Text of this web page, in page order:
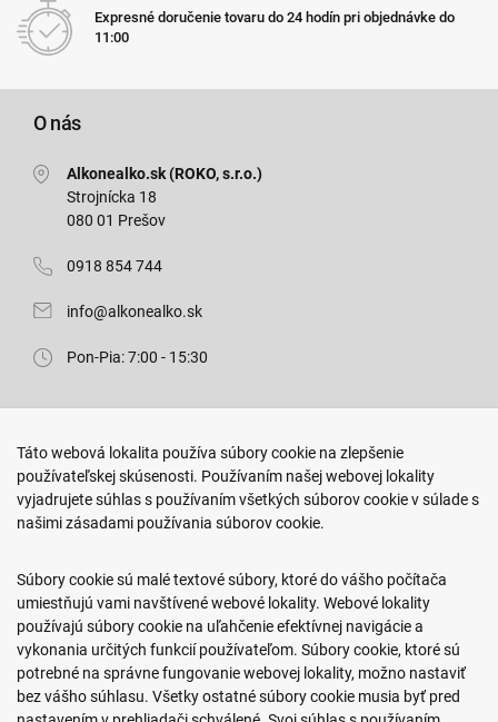
Expresné doručenie tovaru do 24 hodín pri objednávke do
11:00
O nás
Alkonealko.sk (ROKO, s.r.o.)
Strojnícka 18
080 01 Prešov
0918 854 744
info@alkonealko.sk
Pon-Pia: 7:00 - 15:30
Arm. gen. Svobodu 23/A
080 01 Prešov
0917 466 578
sekcovpredajna@doroka.sk
Pon-Ned: 9:00 - 20:00
Táto webová lokalita používa súbory cookie na zlepšenie
používateľskej skúsenosti. Používaním našej webovej lokality
vyjadrujete súhlas s používaním všetkých súborov cookie v súlade s
našimi zásadami používania súborov cookie.
Súbory cookie sú malé textové súbory, ktoré do vášho počítača
umiestňujú vami navštívené webové lokality. Webové lokality
používajú súbory cookie na uľahčenie efektívnej navigácie a
vykonania určitých funkcií používateľom. Súbory cookie, ktoré sú
potrebné na správne fungovanie webovej lokality, možno nastaviť
bez vášho súhlasu. Všetky ostatné súbory cookie musia byť pred